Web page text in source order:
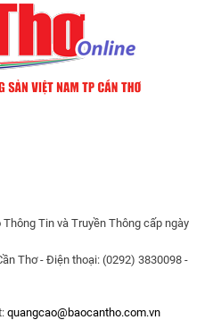
Tin và Truyền Thông cấp ngày
Thơ - Điện thoại: (0292) 3830098 -
quangcao@baocantho.com.vn